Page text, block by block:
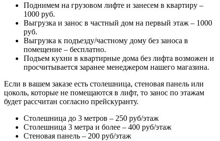
Поднимем на грузовом лифте и занесем в квартиру –
1000 руб.
Выгрузка и занос в частный дом на первый этаж – 1000
руб.
Выгрузка к подъезду/частному дому без заноса в
помещение – бесплатно.
Подъем кухни в квартирные дома без лифта возможен и
просчитывается заранее менеджером нашего магазина.
Если в вашем заказе есть столешница, стеновая панель или
цоколь, которые не помещаются в лифт, то занос по этажам
будет рассчитан согласно прейскуранту.
Столешница до 3 метров – 250 руб/этаж
Столешница 3 метра и более – 400 руб/этаж
Стеновая панель – 200 руб/этаж